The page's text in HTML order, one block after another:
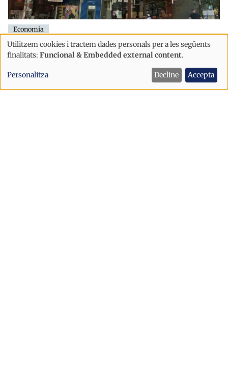
Economia
L'Híper Andorra es trasllada al centre
comercial Eo!
Ús
de
dades
Utilitzem cookies i tractem dades personals per a les següents
finalitats: Funcional & Embedded external content.
Personalitza Decline Accepta